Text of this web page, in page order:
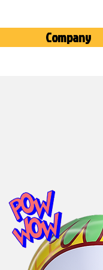
Company